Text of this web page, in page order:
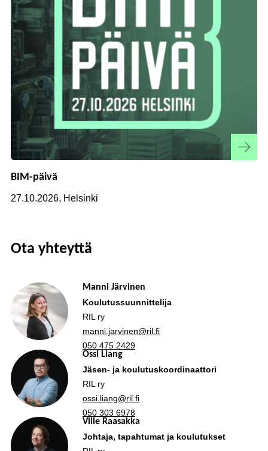
BIM-päivä
27.10.2026, Helsinki
Ota yhteyttä
Manni Järvinen
Koulutussuunnittelija
RIL ry
manni.jarvinen@ril.fi
050 475 2429
Ossi Liang
Jäsen- ja koulutuskoordinaattori
RIL ry
ossi.liang@ril.fi
050 303 6978
Ville Raasakka
Johtaja, tapahtumat ja koulutukset